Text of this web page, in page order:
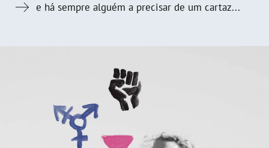
e há sempre alguém a precisar de um cartaz...